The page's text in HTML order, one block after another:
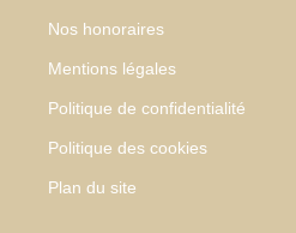
Nos honoraires
Mentions légales
Politique de confidentialité
Politique des cookies
Plan du site